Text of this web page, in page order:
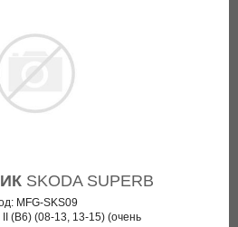
SKODA SUPERB
MFG-SKS09
(B6) (08-13, 13-15) (очень